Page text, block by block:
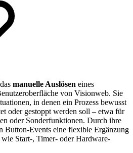
manuelle Auslösen eines
von Visionweb. Sie
in denen ein Prozess bewusst
oder gestoppt werden soll – etwa für
oder Sonderfunktionen. Durch ihre
Button-Events eine flexible Ergänzung
Start-, Timer- oder Hardware-